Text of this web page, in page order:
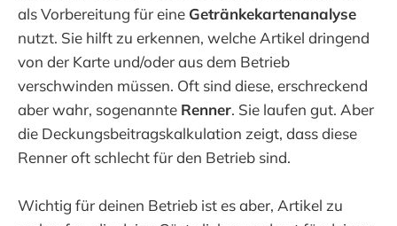
als Vorbereitung für eine Getränkekartenanalyse
nutzt. Sie hilft zu erkennen, welche Artikel dringend
von der Karte und/oder aus dem Betrieb
verschwinden müssen. Oft sind diese, erschreckend
aber wahr, sogenannte Renner. Sie laufen gut. Aber
die Deckungsbeitragskalkulation zeigt, dass diese
Renner oft schlecht für den Betrieb sind.
Wichtig für deinen Betrieb ist es aber, Artikel zu